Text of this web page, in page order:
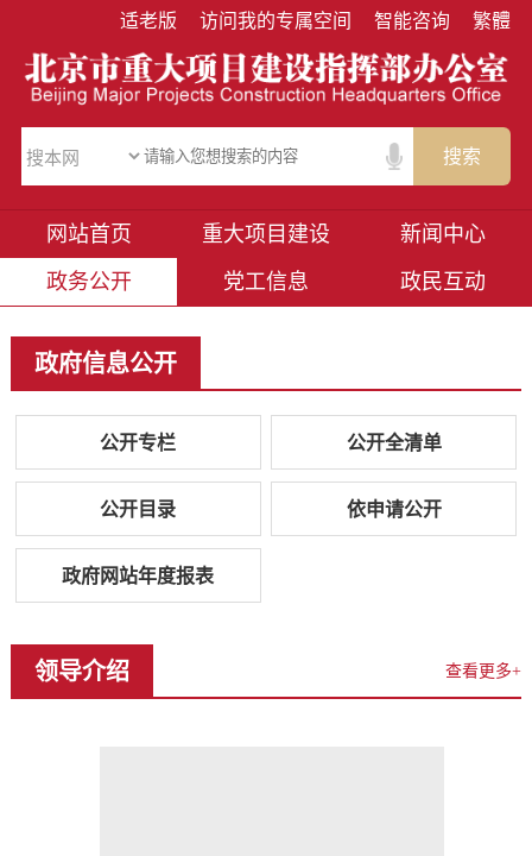
适老版 访问我的专属空间 智能咨询 繁體
搜索
网站首页 重大项目建设
新闻中心
政务公开
党工信息 政民互动
政府信息公开
公开专栏 公开全清单
公开目录 依申请公开
政府网站年度报表
领导介绍 查看更多+